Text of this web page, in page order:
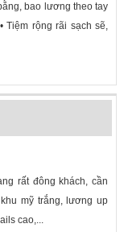
bao lương theo tay
Tiệm rộng rãi sạch sẽ,
rất đông khách, cần
mỹ trắng, lương up
cao,...